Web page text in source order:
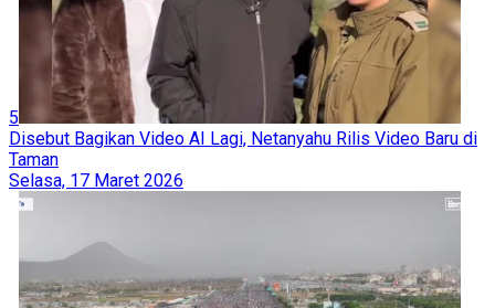
5
Disebut Bagikan Video AI Lagi, Netanyahu Rilis Video Baru di
Taman
Selasa, 17 Maret 2026